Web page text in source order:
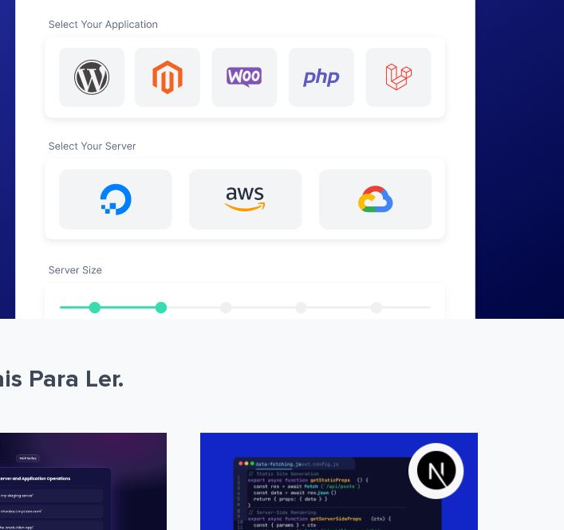
Para Ler.